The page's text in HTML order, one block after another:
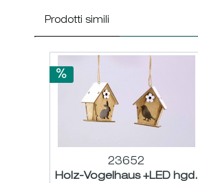
Prodotti simili
23652
Holz-Vogelhaus +LED hgd.